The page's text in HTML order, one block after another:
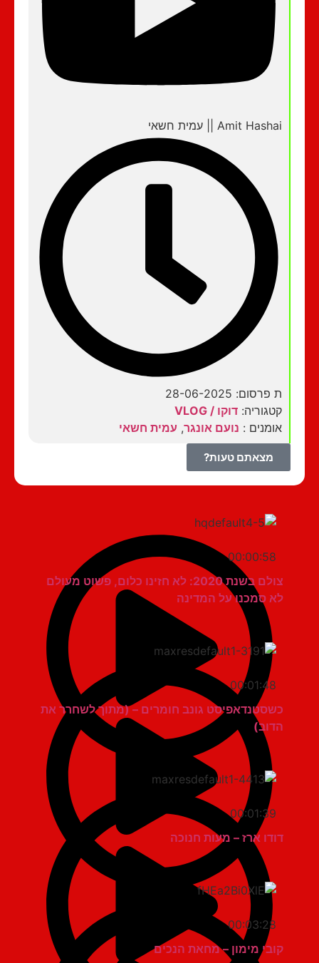
Amit Hashai || עמית חשאי
ת פרסום: 28-06-2025
קטגוריה:דוקו / VLOG
אומנים :נועם אונגר, עמית חשאי
מצאתם טעות?
00:00:58
צולם בשנת 2020: לא חזינו כלום, פשוט מעולם
לא סמכנו על המדינה
00:01:48
כשסטנדאפיסט גונב חומרים – (מתוך לשחרר את
00:01:39
דודו ארז – מעות חנוכה
00:03:28
קובי מימון – מחאת הנכים